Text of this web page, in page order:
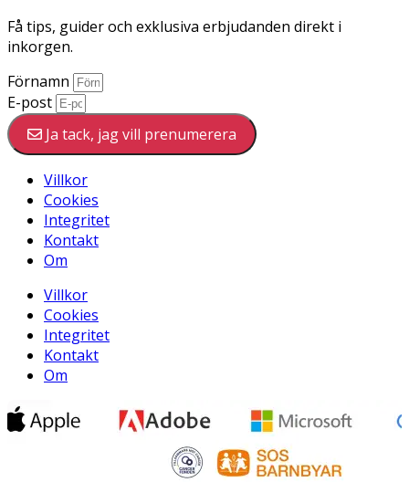
Få tips, guider och exklusiva erbjudanden direkt i
inkorgen.
Förnamn
E-post
Ja tack, jag vill prenumerera
Villkor
Cookies
Integritet
Kontakt
Om
Villkor
Cookies
Integritet
Kontakt
Om